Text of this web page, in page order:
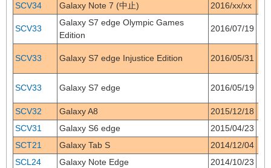
SCV34 Galaxy Note 7 (中止) 2016/xx/xx
SCV33
Galaxy S7 edge Olympic Games
Edition
2016/07/19
SCV33 Galaxy S7 edge Injustice Edition 2016/05/31
SCV33 Galaxy S7 edge 2016/05/19
SCV32 Galaxy A8 2015/12/18
SCV31
Galaxy S6 edge 2015/04/23
SCT21
Galaxy Tab S 2014/12/04
SCL24
Galaxy Note Edge 2014/10/23